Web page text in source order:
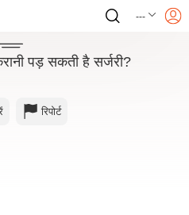
---
पड़ सकती है सर्जरी?
रिपोर्ट